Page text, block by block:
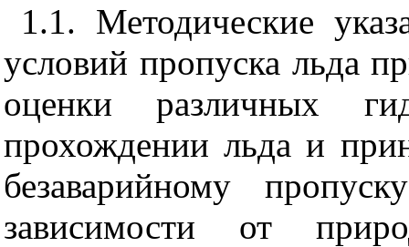
1.1. Методические
условий пропуска льда
оценки различных
прохождении льда и
безаварийному
зависимости от